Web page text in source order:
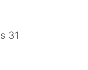
31